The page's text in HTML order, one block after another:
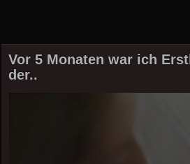
Vor 5 Monaten war ich
der..